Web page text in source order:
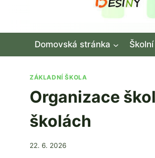
Domovská stránka
ZÁKLADNÍ ŠKOLA
Organizace
školách
Od
22. 6. 2026